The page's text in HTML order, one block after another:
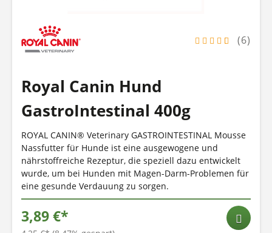
(6)
Royal Canin Hund
GastroIntestinal 400g
ROYAL CANIN® Veterinary GASTROINTESTINAL Mousse
Nassfutter für Hunde ist eine ausgewogene und
nährstoffreiche Rezeptur, die speziell dazu entwickelt
wurde, um bei Hunden mit Magen-Darm-Problemen für
eine gesunde Verdauung zu sorgen.
3,89 €*